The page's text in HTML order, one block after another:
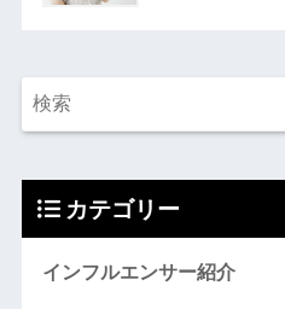
カテゴリー
インフルエンサー紹介